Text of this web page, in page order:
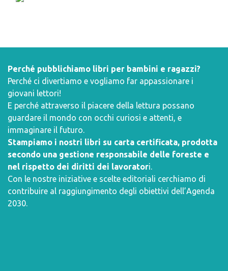
Perché pubblichiamo libri per bambini e ragazzi?
Perché ci divertiamo e vogliamo far appassionare i
giovani lettori!
E perché attraverso il piacere della lettura possano
guardare il mondo con occhi curiosi e attenti, e
immaginare il futuro.
Stampiamo i nostri libri su carta certificata, prodotta
secondo una gestione responsabile delle foreste e
nel rispetto dei diritti dei lavoratori.
Con le nostre iniziative e scelte editoriali cerchiamo di
contribuire al raggiungimento degli obiettivi dell’Agenda
2030.